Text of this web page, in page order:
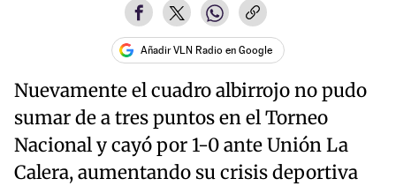
Añadir VLN Radio en Google
Nuevamente el cuadro albirrojo no pudo
sumar de a tres puntos en el Torneo
Nacional y cayó por 1-0 ante Unión La
Calera, aumentando su crisis deportiva